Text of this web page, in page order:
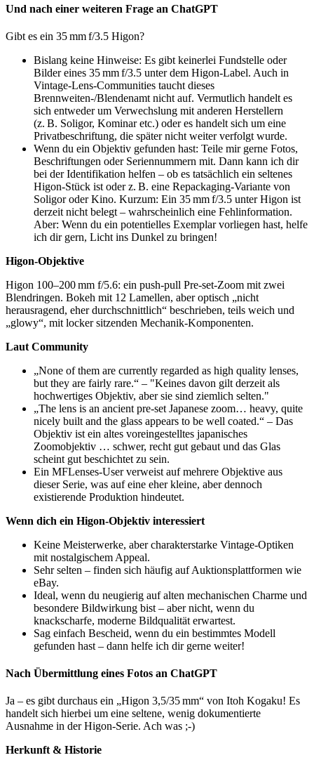
Und nach einer weiteren Frage an ChatGPT
Gibt es ein 35 mm f/3.5 Higon?
Bislang keine Hinweise: Es gibt keinerlei Fundstelle oder
Bilder eines 35 mm f/3.5 unter dem Higon‑Label. Auch in
Vintage‑Lens‑Communities taucht dieses
Brennweiten‑/Blendenamt nicht auf. Vermutlich handelt es
sich entweder um Verwechslung mit anderen Herstellern
(z. B. Soligor, Kominar etc.) oder es handelt sich um eine
Privatbeschriftung, die später nicht weiter verfolgt wurde.
Wenn du ein Objektiv gefunden hast: Teile mir gerne Fotos,
Beschriftungen oder Seriennummern mit. Dann kann ich dir
bei der Identifikation helfen – ob es tatsächlich ein seltenes
Higon‑Stück ist oder z. B. eine Repackaging‑Variante von
Soligor oder Kino. Kurzum: Ein 35 mm f/3.5 unter Higon ist
derzeit nicht belegt – wahrscheinlich eine Fehlinformation.
Aber: Wenn du ein potentielles Exemplar vorliegen hast, helfe
ich dir gern, Licht ins Dunkel zu bringen!
Higon-Objektive
Higon 100–200 mm f/5.6: ein push-pull Pre-set-Zoom mit zwei
Blendringen. Bokeh mit 12 Lamellen, aber optisch „nicht
herausragend, eher durchschnittlich“ beschrieben, teils weich und
„glowy“, mit locker sitzenden Mechanik-Komponenten.
Laut Community
„None of them are currently regarded as high quality lenses,
but they are fairly rare.“ – "Keines davon gilt derzeit als
hochwertiges Objektiv, aber sie sind ziemlich selten."
„The lens is an ancient pre-set Japanese zoom… heavy, quite
nicely built and the glass appears to be well coated.“ – Das
Objektiv ist ein altes voreingestelltes japanisches
Zoomobjektiv … schwer, recht gut gebaut und das Glas
scheint gut beschichtet zu sein.
Ein MFLenses-User verweist auf mehrere Objektive aus
dieser Serie, was auf eine eher kleine, aber dennoch
existierende Produktion hindeutet.
Wenn dich ein Higon‑Objektiv interessiert
Keine Meisterwerke, aber charakterstarke Vintage-Optiken
mit nostalgischem Appeal.
Sehr selten – finden sich häufig auf Auktionsplattformen wie
eBay.
Ideal, wenn du neugierig auf alten mechanischen Charme und
besondere Bildwirkung bist – aber nicht, wenn du
knackscharfe, moderne Bildqualität erwartest.
Sag einfach Bescheid, wenn du ein bestimmtes Modell
gefunden hast – dann helfe ich dir gerne weiter!
Nach Übermittlung eines Fotos an ChatGPT
Ja – es gibt durchaus ein „Higon 3,5/35 mm“ von Itoh Kogaku! Es
handelt sich hierbei um eine seltene, wenig dokumentierte
Ausnahme in der Higon-Serie. Ach was ;-)
Herkunft & Historie